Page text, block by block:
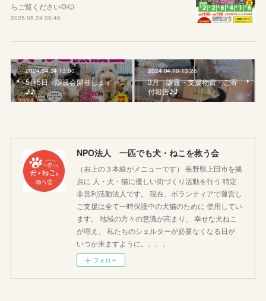
らご覧ください🐶🐱
2025.05.24 09:46
2024.04.24 13:00
5月5日 譲渡会開催します
♪♪
2024.04.10 13:26
3月 譲渡・支援物資・ご寄
付報告♪♪
NPO法人 一匹でも犬・ねこを救う会
（右上の３本線がメニューです） 長野県上田市を拠
点に 人・犬・猫に優しい街づくり活動を行う 特定
非営利活動法人です。 現在、ボランティアで運営し
ご支援は全て一時保護中の犬猫のために 使用してい
ます。 地域の方々の意識が高まり、 幸せな犬ねこ
が増え、 私たちのシェルターが必要なくなる日が
いつか来ますように。。。。
フォロー